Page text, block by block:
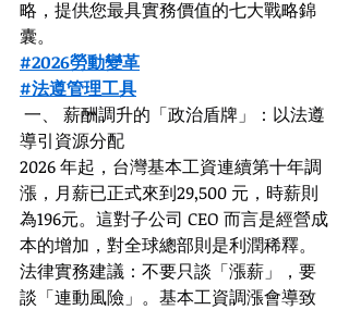
略，提供您最具實務價值的七大戰略錦
囊。
#2026勞動變革
#法遵管理工具
一、 薪酬調升的「政治盾牌」：以法遵
導引資源分配
2026 年起，台灣基本工資連續第十年調
漲，月薪已正式來到29,500 元，時薪則
為196元。這對子公司 CEO 而言是經營成
本的增加，對全球總部則是利潤稀釋。
法律實務建議：不要只談「漲薪」，要
談「連動風險」。基本工資調漲會導致